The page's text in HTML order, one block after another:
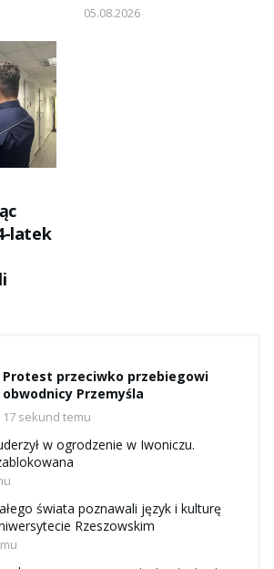
05.08.2026
latek
Protest przeciwko przebiegowi
obwodnicy Przemyśla
17 sekund temu
w ogrodzenie w Iwoniczu.
świata poznawali język i kulturę
Rzeszowskim